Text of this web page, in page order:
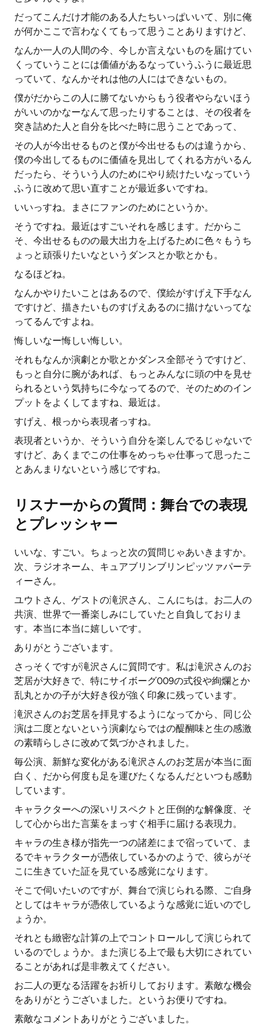
だってこんだけ才能のある人たちいっぱいいて、別に俺
が何かここで言わなくてもって思うことありますけど、
なんか一人の人間の今、今しか言えないものを届けてい
くっていうことには価値があるなっていうふうに最近思
っていて、なんかそれは他の人にはできないもの。
僕がだからこの人に勝てないからもう役者やらないほう
がいいのかなーなんて思ったりすることは、その役者を
突き詰めた人と自分を比べた時に思うことであって、
その人が今出せるものと僕が今出せるものは違うから、
僕の今出してるものに価値を見出してくれる方がいるん
だったら、そういう人のためにやり続けたいなっていう
ふうに改めて思い直すことが最近多いですね。
いいっすね。まさにファンのためにというか。
そうですね。最近はすごいそれを感じます。だからこ
そ、今出せるものの最大出力を上げるために色々もうち
ょっと頑張りたいなというダンスとか歌とかも。
なるほどね。
なんかやりたいことはあるので、僕絵がすげえ下手なん
ですけど、描きたいものすげえあるのに描けないってな
ってるんですよね。
悔しいなー悔しい悔しい。
それもなんか演劇とか歌とかダンス全部そうですけど、
もっと自分に腕があれば、もっとみんなに頭の中を見せ
られるという気持ちに今なってるので、そのためのイン
プットをよくしてますね、最近は。
すげえ、根っから表現者っすね。
表現者というか、そういう自分を楽しんでるじゃないで
すけど、あくまでこの仕事をめっちゃ仕事って思ったこ
とあんまりないという感じですね。
リスナーからの質問：舞台での表現
とプレッシャー
いいな、すごい。ちょっと次の質問じゃあいきますか。
次、ラジオネーム、キュアブリンブリンピッツァパーテ
ィーさん。
ユウトさん、ゲストの滝沢さん、こんにちは。お二人の
共演、世界で一番楽しみにしていたと自負しておりま
す。本当に本当に嬉しいです。
ありがとうございます。
さっそくですが滝沢さんに質問です。私は滝沢さんのお
芝居が大好きで、特にサイボーグ009の式役や絢爛とか
乱丸とかの子が大好き役が強く印象に残っています。
滝沢さんのお芝居を拝見するようになってから、同じ公
演は二度とないという演劇ならではの醍醐味と生の感激
の素晴らしさに改めて気づかされました。
毎公演、新鮮な変化がある滝沢さんのお芝居が本当に面
白く、だから何度も足を運びたくなるんだといつも感動
しています。
キャラクターへの深いリスペクトと圧倒的な解像度、そ
して心から出た言葉をまっすぐ相手に届ける表現力。
キャラの生き様が指先一つの諸差にまで宿っていて、ま
るでキャラクターが憑依しているかのようで、彼らがそ
こに生きていた証を見ている感覚になります。
そこで伺いたいのですが、舞台で演じられる際、ご自身
としてはキャラが憑依しているような感覚に近いのでし
ょうか。
それとも緻密な計算の上でコントロールして演じられて
いるのでしょうか。また演じる上で最も大切にされてい
ることがあれば是非教えてください。
お二人の更なる活躍をお祈りしております。素敵な機会
をありがとうございました。というお便りですね。
素敵なコメントありがとうございました。